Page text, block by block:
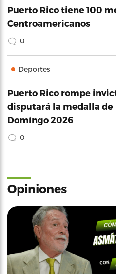
Puerto Rico tiene 100
Centroamericanos
0
Deportes
Puerto Rico rompe
disputará la medalla de
Domingo 2026
0
Opiniones